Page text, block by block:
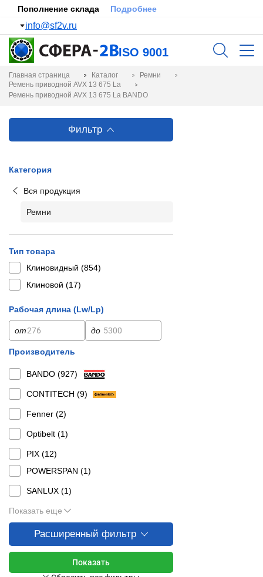
Пополнение склада Подробнее
info@sf2v.ru
ISO 9001
Главная страница Каталог
Ремни
Ремень приводной AVX 13 675 La
Ремень приводной AVX 13 675 La BANDO
Фильтр
Категория
Вся продукция
Ремни
Тип товара
Клиновидный (854)
Клиновой (17)
Рабочая длина (Lw/Lp)
от до
Производитель
BANDO (927)
CONTITECH (9)
Fenner (2)
Optibelt (1)
PIX (12)
POWERSPAN (1)
SANLUX (1)
Показать еще
Расширенный фильтр